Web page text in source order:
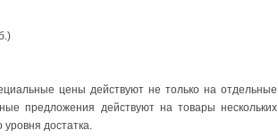
цены действуют не только на отдельные
предложения действуют на товары нескольких
уровня достатка.